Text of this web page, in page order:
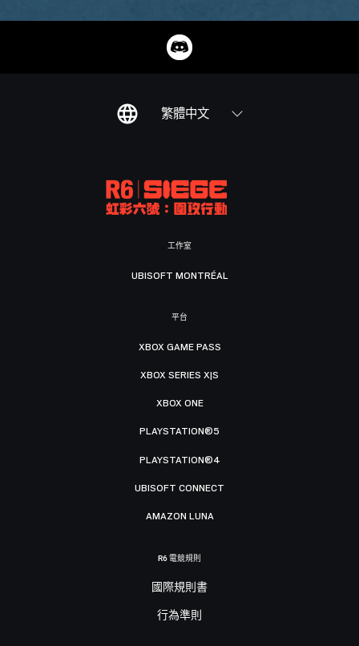
繁體中文
工作室
UBISOFT MONTRÉAL
平台
XBOX GAME PASS
XBOX SERIES X|S
XBOX ONE
PLAYSTATION®5
PLAYSTATION®4
UBISOFT CONNECT
AMAZON LUNA
R6 電競規則
國際規則書
行為準則